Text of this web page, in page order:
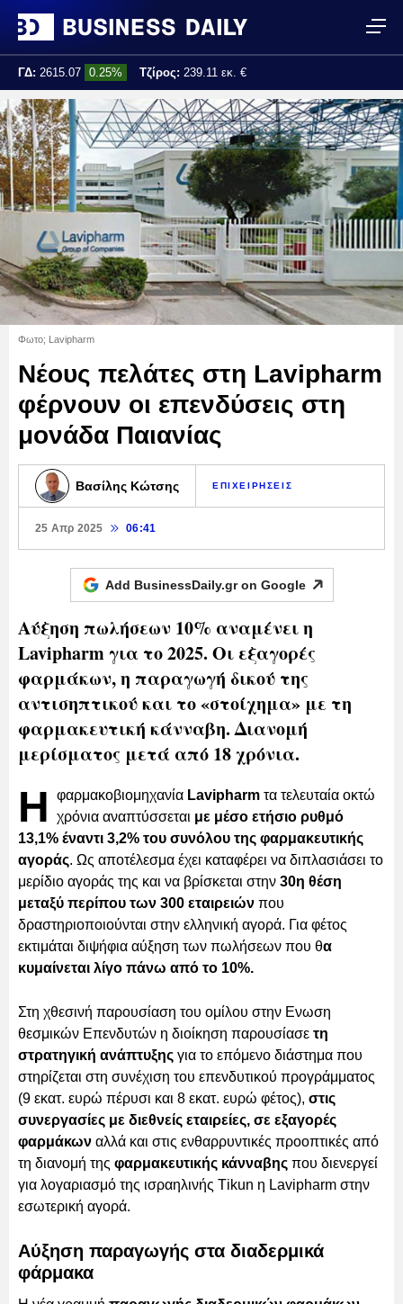
ΓΔ: 2615.07 0.25% Τζίρος: 239.11 εκ. €
Τελ. ενημέρωση: 17:25:01
Φωτο; Lavipharm
Νέους πελάτες στη Lavipharm
φέρνουν οι επενδύσεις στη
μονάδα Παιανίας
Βασίλης Κώτσης ΕΠΙΧΕΙΡΗΣΕΙΣ
25 Απρ 2025 06:41
Add BusinessDaily.gr on Google
Αύξηση πωλήσεων 10% αναμένει η
Lavipharm για το 2025. Οι εξαγορές
φαρμάκων, η παραγωγή δικού της
αντισηπτικού και το «στοίχημα» με τη
φαρμακευτική κάνναβη. Διανομή
μερίσματος μετά από 18 χρόνια.
Η φαρμακοβιομηχανία Lavipharm τα τελευταία οκτώ
χρόνια αναπτύσσεται με μέσο ετήσιο ρυθμό
13,1% έναντι 3,2% του συνόλου της φαρμακευτικής
αγοράς. Ως αποτέλεσμα έχει καταφέρει να διπλασιάσει το
μερίδιο αγοράς της και να βρίσκεται στην 30η θέση
μεταξύ περίπου των 300 εταιρειών που
δραστηριοποιούνται στην ελληνική αγορά. Για φέτος
εκτιμάται διψήφια αύξηση των πωλήσεων που θα
κυμαίνεται λίγο πάνω από το 10%.
Στη χθεσινή παρουσίαση του ομίλου στην Ενωση
θεσμικών Επενδυτών η διοίκηση παρουσίασε τη
στρατηγική ανάπτυξης για το επόμενο διάστημα που
στηρίζεται στη συνέχιση του επενδυτικού προγράμματος
(9 εκατ. ευρώ πέρυσι και 8 εκατ. ευρώ φέτος), στις
συνεργασίες με διεθνείς εταιρείες, σε εξαγορές
φαρμάκων αλλά και στις ενθαρρυντικές προοπτικές από
τη διανομή της φαρμακευτικής κάνναβης που διενεργεί
για λογαριασμό της ισραηλινής Τikun η Lavipharm στην
εσωτερική αγορά.
Αύξηση παραγωγής στα διαδερμικά
φάρμακα